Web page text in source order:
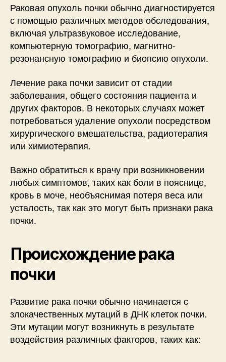
Раковая опухоль почки обычно диагностируется
с помощью различных методов обследования,
включая ультразвуковое исследование,
компьютерную томографию, магнитно-
резонансную томографию и биопсию опухоли.
Лечение рака почки зависит от стадии
заболевания, общего состояния пациента и
других факторов. В некоторых случаях может
потребоваться удаление опухоли посредством
хирургического вмешательства, радиотерапия
или химиотерапия.
Важно обратиться к врачу при возникновении
любых симптомов, таких как боли в пояснице,
кровь в моче, необъяснимая потеря веса или
усталость, так как это могут быть признаки рака
почки.
Происхождение рака
почки
Развитие рака почки обычно начинается с
злокачественных мутаций в ДНК клеток почки.
Эти мутации могут возникнуть в результате
воздействия различных факторов, таких как: